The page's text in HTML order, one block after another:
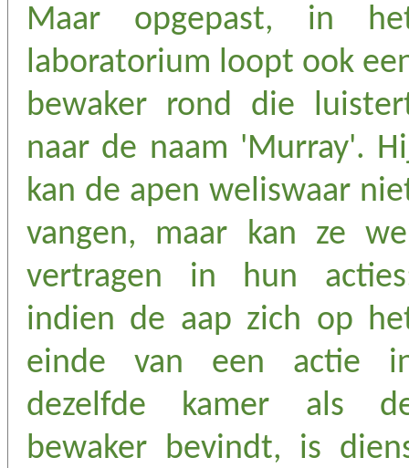
Maar opgepast, in
laboratorium loopt ook
bewaker rond die
naar de naam 'Murray'.
kan de apen weliswaar
vangen, maar kan ze
vertragen in hun
indien de aap zich op
einde van een actie
dezelfde kamer als
bewaker bevindt, is